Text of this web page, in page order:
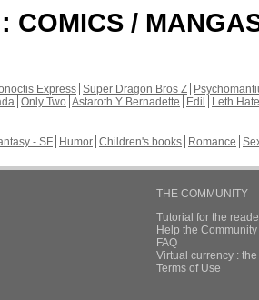
: COMICS /
Express Super Dragon Bros Z
Only Two Astaroth Y Bernadette Edil
Leth Hate
- SF Humor Children's books Romance
THE COMMUNITY
Tutorial for the
Help the
FAQ
Virtual currency :
Terms of Use